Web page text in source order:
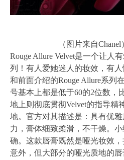
（图片来自Chanel
Rouge Allure Velvet是一个让人
列！有人爱她迷人的妆效，有
和前面介绍的Rouge Allure系列
号基本上都是低于60的2位数，
地上则彻底贯彻Velvet的指导精
地。官方对其描述是：具有优
力，膏体细致柔滑，不干燥。
确。这款唇膏既然是哑光妆效
意外，但大部分的哑光质地的